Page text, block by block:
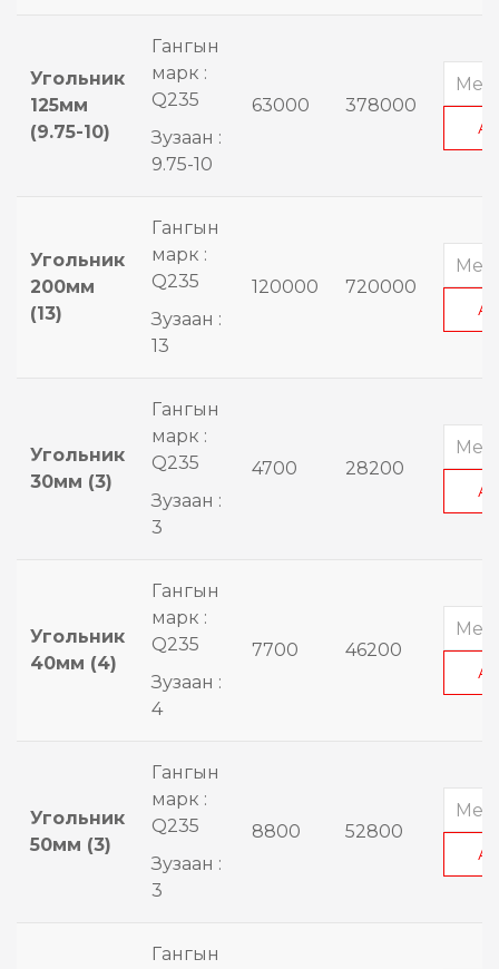
Угольник
125мм
(9.75-10)
Гангын
марк :
Q235
Зузаан :
9.75-10
63000 378000
Угольник
200мм
(13)
Гангын
марк :
Q235
Зузаан :
13
120000 720000
Угольник
30мм (3)
Гангын
марк :
Q235
Зузаан :
3
4700 28200
Угольник
40мм (4)
Гангын
марк :
Q235
Зузаан :
4
7700 46200
Угольник
50мм (3)
Гангын
марк :
Q235
Зузаан :
3
8800 52800
Гангын